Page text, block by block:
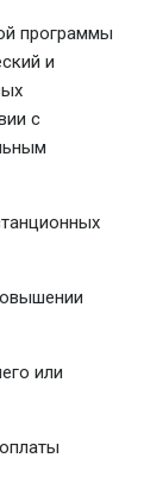
программы
и
с
или